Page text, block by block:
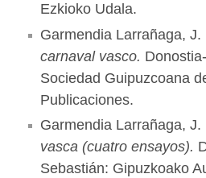
Ezkioko Udala.
Garmendia Larrañaga, J.
carnaval vasco.
Sociedad Guipuzcoana
Publicaciones.
Garmendia Larrañaga, J.
vasca (cuatro ensayos).
Sebastián: Gipuzkoako